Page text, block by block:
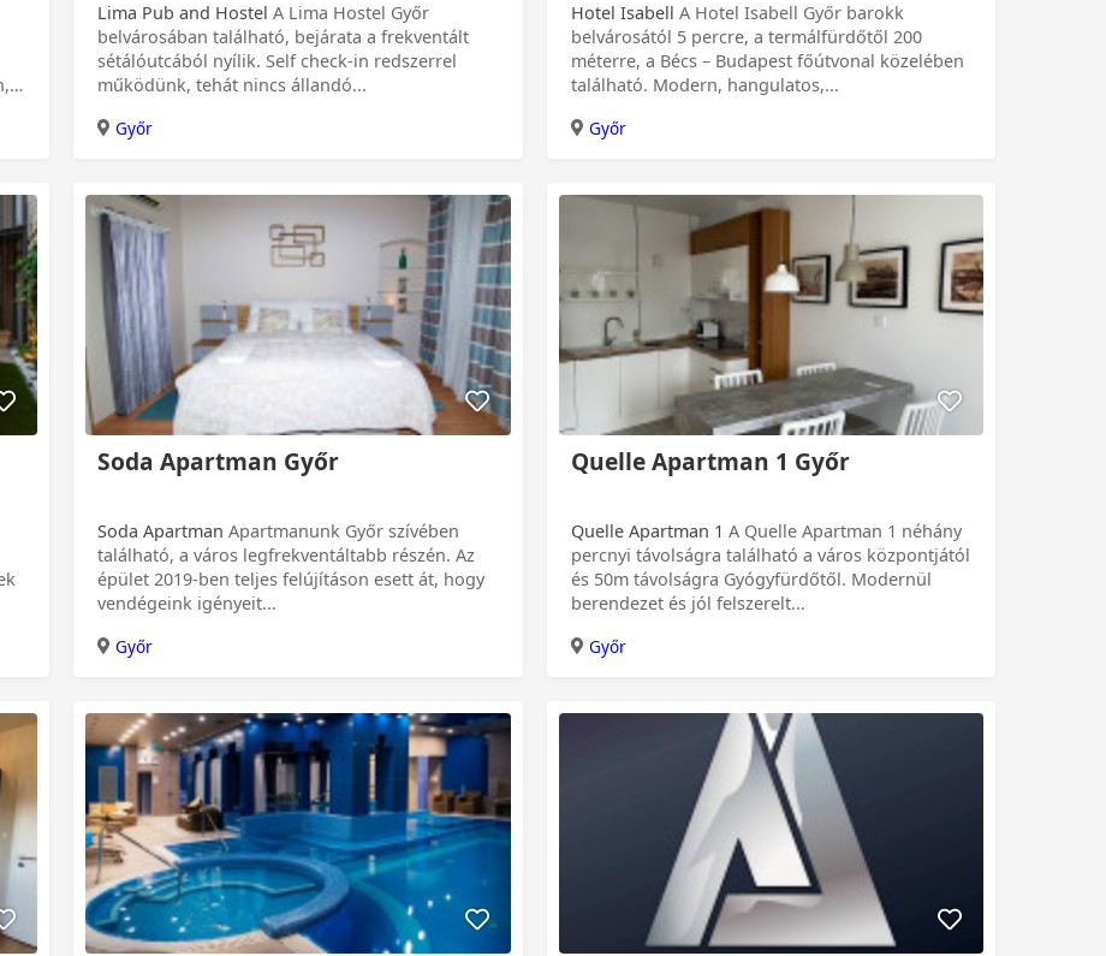
Lima Pub and Hostel A Lima Hostel Győr
belvárosában található, bejárata a frekventált
sétálóutcából nyílik. Self check-in redszerrel
működünk, tehát nincs állandó...
Győr
Hotel Isabell
belvárosától 5 percre, a termálfürdőtől 200
méterre, a Bécs – Budapest főútvonal közelében
található. Modern, hangulatos,...
Győr
Soda Apartman Győr
Soda Apartman Apartmanunk Győr szívében
található, a város legfrekventáltabb részén. Az
épület 2019-ben teljes felújításon esett át, hogy
vendégeink igényeit...
Győr
Quelle Apartman 1 Győr
Quelle Apartman 1
percnyi távolságra található a város központjától
és 50m távolságra Gyógyfürdőtől. Modernül
berendezet és jól felszerelt...
Győr